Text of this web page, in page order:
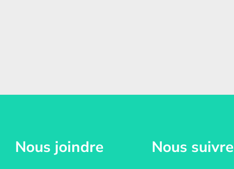
Nous joindre Nous suivre